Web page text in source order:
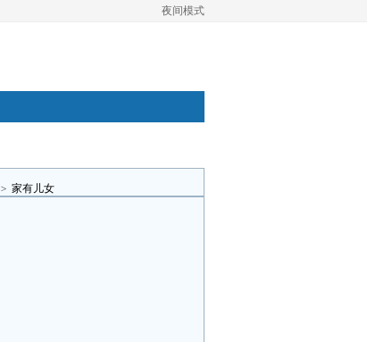
夜间模式
> 家有儿女